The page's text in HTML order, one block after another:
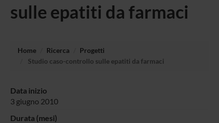
sulle epatiti da farmaci
Home Ricerca
Progetti
Studio caso-controllo sulle epatiti da farmaci
Data inizio
3 giugno 2010
Durata (mesi)